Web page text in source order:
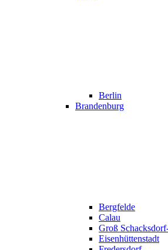
Berlin
Brandenburg
Bergfelde
Calau
Groß
Eisenhüttenstadt